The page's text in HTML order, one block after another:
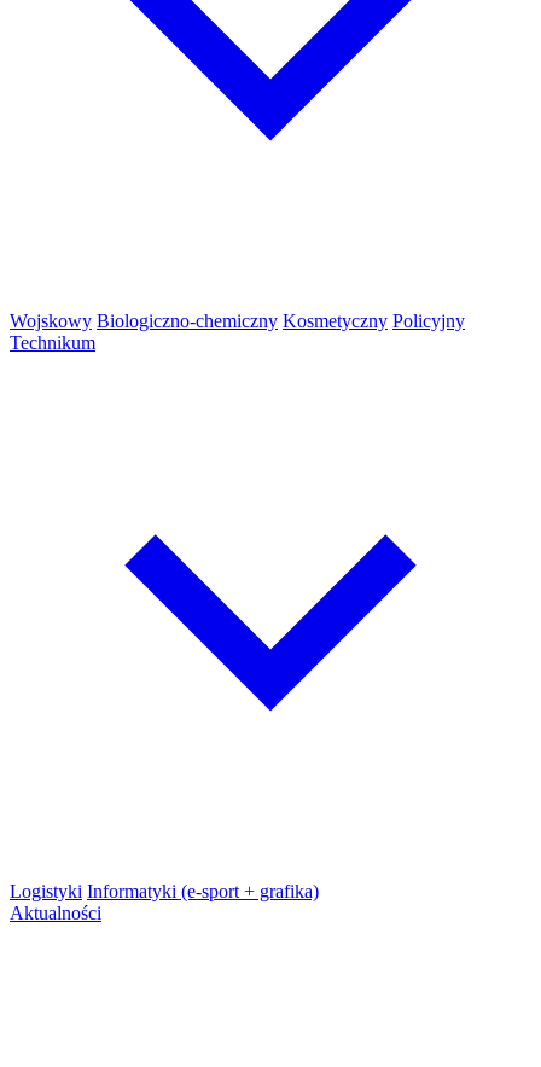
Wojskowy Biologiczno-chemiczny Kosmetyczny Policyjny
Technikum
Logistyki Informatyki (e-sport + grafika)
Aktualności